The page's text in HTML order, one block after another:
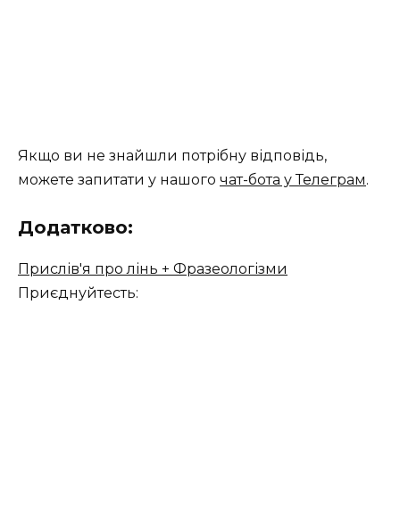
Якщо ви не знайшли потрібну відповідь,
можете запитати у нашого чат-бота у Телеграм.
Додатково:
Прислів'я про лінь + Фразеологізми
Приєднуйтесть: